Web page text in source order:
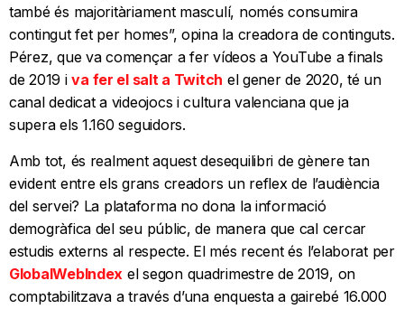
també és majoritàriament masculí, només consumira
contingut fet per homes”, opina la creadora de continguts.
Pérez, que va començar a fer vídeos a YouTube a finals
de 2019 iva fer el salt a Twitch el gener de 2020, té un
canal dedicat a videojocs i cultura valenciana que ja
supera els 1.160 seguidors.
Amb tot, és realment aquest desequilibri de gènere tan
evident entre els grans creadors un reflex de l’audiència
del servei? La plataforma no dona la informació
demogràfica del seu públic, de manera que cal cercar
estudis externs al respecte. El més recent és l’elaborat per
GlobalWebIndex el segon quadrimestre de 2019, on
comptabilitzava a través d’una enquesta a gairebé 16.000